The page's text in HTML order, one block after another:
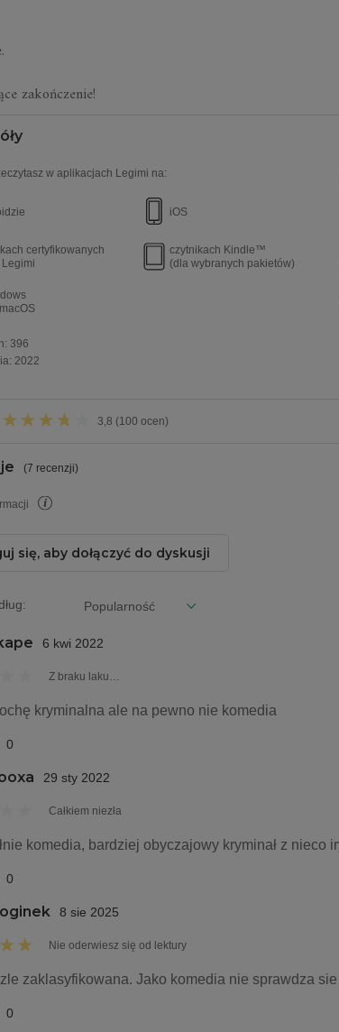
zakończenie!
w aplikacjach Legimi na:
iOS
certyfikowanych
Legimi
czytnikach Kindle™
(dla wybranych pakietów)
396
: 2022
3,8 (100 ocen)
(7 recenzji)
się, aby dołączyć do dyskusji
6 kwi 2022
Z braku laku…
kryminalna ale na pewno nie komedia
0
29 sty 2022
Całkiem niezła
komedia, bardziej obyczajowy kryminał z nieco
0
8 sie 2025
Nie oderwiesz się od lektury
zaklasyfikowana. Jako komedia nie sprawdza
0